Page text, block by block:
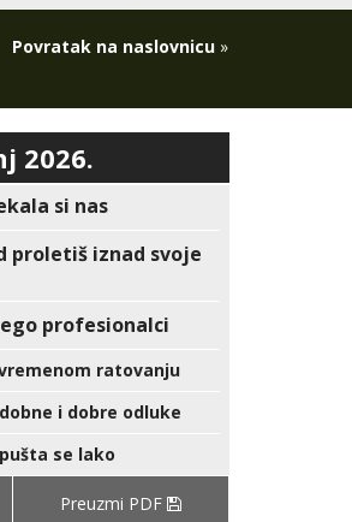
Povratak na naslovnicu »
2026.
si nas
proletiš iznad svoje
profesionalci
ratovanju
i dobre odluke
se lako
Preuzmi PDF